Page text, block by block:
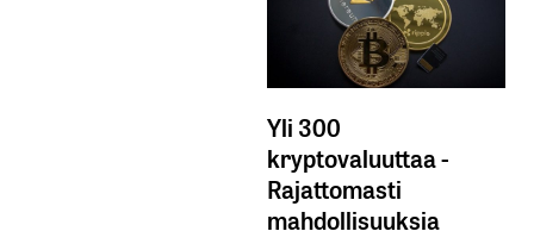
Yli 300
kryptovaluuttaa -
Rajattomasti
mahdollisuuksia